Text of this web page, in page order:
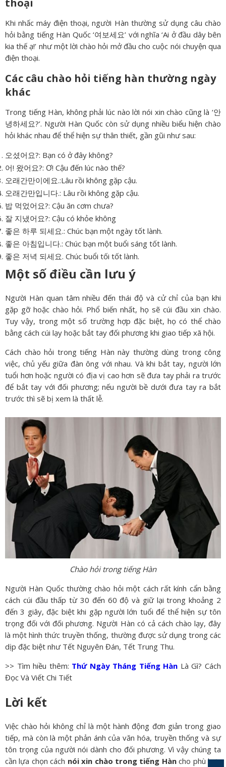
thoại
Khi nhấc máy điện thoại, người Hàn thường sử dụng câu chào
hỏi bằng tiếng Hàn Quốc ‘여보세요’ với nghĩa ‘Ai ở đầu dây bên
kia thế ạ!’ như một lời chào hỏi mở đầu cho cuộc nói chuyện qua
điện thoại.
Các câu chào hỏi tiếng hàn thường ngày
khác
Trong tiếng Hàn, không phải lúc nào lời nói xin chào cũng là ‘안
녕하세요?’. Người Hàn Quốc còn sử dụng nhiều biểu hiện chào
hỏi khác nhau để thể hiện sự thân thiết, gần gũi như sau:
오셨어요?: Bạn có ở đây không?
어! 왔어요?: Ơ! Cậu đến lúc nào thế?
오래간만이에요.:Lâu rồi không gặp cậu.
오래간만입니다.: Lâu rồi không gặp cậu.
밥 먹었어요?: Cậu ăn cơm chưa?
잘 지냈어요?: Cậu có khỏe không
좋은 하루 되세요.: Chúc bạn một ngày tốt lành.
좋은 아침입니다.: Chúc bạn một buổi sáng tốt lành.
좋은 저녁 되세요. Chúc buổi tối tốt lành.
Một số điều cần lưu ý
Người Hàn quan tâm nhiều đến thái độ và cử chỉ của bạn khi
gặp gỡ hoặc chào hỏi. Phổ biến nhất, họ sẽ cúi đầu xin chào.
Tuy vậy, trong một số trường hợp đặc biệt, họ có thể chào
bằng cách cúi lạy hoặc bắt tay đối phương khi giao tiếp xã hội.
Cách chào hỏi trong tiếng Hàn này thường dùng trong công
việc, chủ yếu giữa đàn ông với nhau. Và khi bắt tay, người lớn
tuổi hơn hoặc người có địa vị cao hơn sẽ đưa tay phải ra trước
để bắt tay với đối phương; nếu người bề dưới đưa tay ra bắt
trước thì sẽ bị xem là thất lễ.
Chào hỏi trong tiếng Hàn
Người Hàn Quốc thường chào hỏi một cách rất kính cẩn bằng
cách cúi đầu thấp từ 30 đến 60 độ và giữ lại trong khoảng 2
đến 3 giây, đặc biệt khi gặp người lớn tuổi để thể hiện sự tôn
trọng đối với đối phương. Người Hàn có cả cách chào lạy, đây
là một hình thức truyền thống, thường được sử dụng trong các
dịp đặc biệt như Tết Nguyên Đán, Tết Trung Thu.
>> Tìm hiều thêm: Thứ Ngày Tháng Tiếng Hàn Là Gì? Cách
Đọc Và Viết Chi Tiết
Lời kết
Việc chào hỏi không chỉ là một hành động đơn giản trong giao
tiếp, mà còn là một phản ánh của văn hóa, truyền thống và sự
tôn trọng của người nói dành cho đối phương. Vì vậy chúng ta
cần lựa chọn cách nói xin chào trong tiếng Hàncho phù hợp